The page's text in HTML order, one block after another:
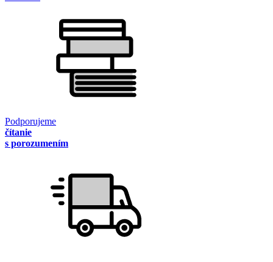
Podporujeme
čítanie
s porozumením